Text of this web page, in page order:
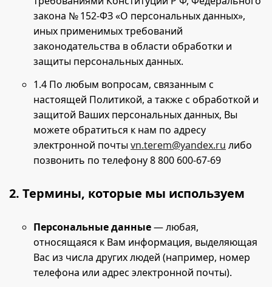
закона № 152-ФЗ «О персональных данных»,
иных применимых требований
законодательства в области обработки и
защиты персональных данных.
1.4 По любым вопросам, связанным с
настоящей Политикой, а также с обработкой и
защитой Ваших персональных данных, Вы
можете обратиться к нам по адресу
электронной почтыvn.terem@yandex.ru либо
позвонить по телефону 8 800 600-67-69
2. Термины, которые мы используем
Персональные данные— любая,
относящаяся к Вам информация, выделяющая
Вас из числа других людей (например, номер
телефона или адрес электронной почты).